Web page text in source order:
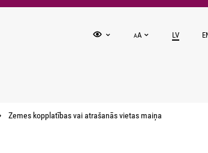
AA LV
Zemes kopplatības vai atrašanās vietas maiņa